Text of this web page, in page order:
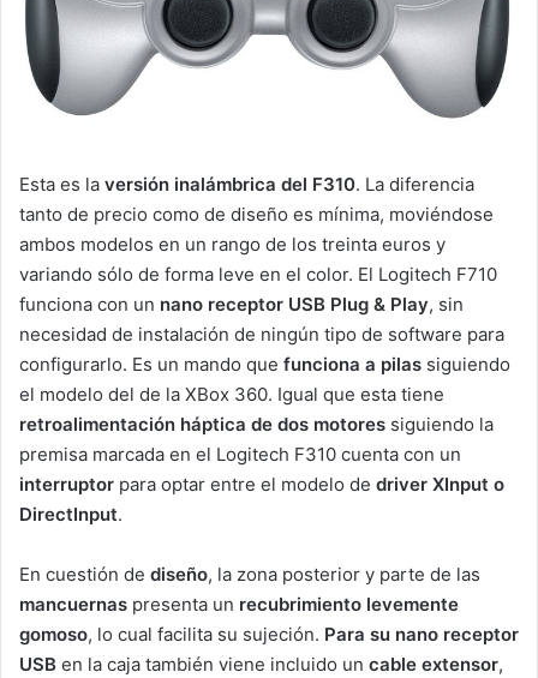
Esta es la versión inalámbrica del F310. La diferencia
tanto de precio como de diseño es mínima, moviéndose
ambos modelos en un rango de los treinta euros y
variando sólo de forma leve en el color. El Logitech F710
funciona con un nano receptor USB Plug & Play, sin
necesidad de instalación de ningún tipo de software para
configurarlo. Es un mando que funciona a pilas siguiendo
el modelo del de la XBox 360. Igual que esta tiene
retroalimentación háptica de dos motores siguiendo la
premisa marcada en el Logitech F310 cuenta con un
interruptor para optar entre el modelo de driver XInput o
DirectInput.
En cuestión de diseño, la zona posterior y parte de las
mancuernas presenta un recubrimiento levemente
gomoso, lo cual facilita su sujeción. Para su nano receptor
USB en la caja también viene incluido un cable extensor,